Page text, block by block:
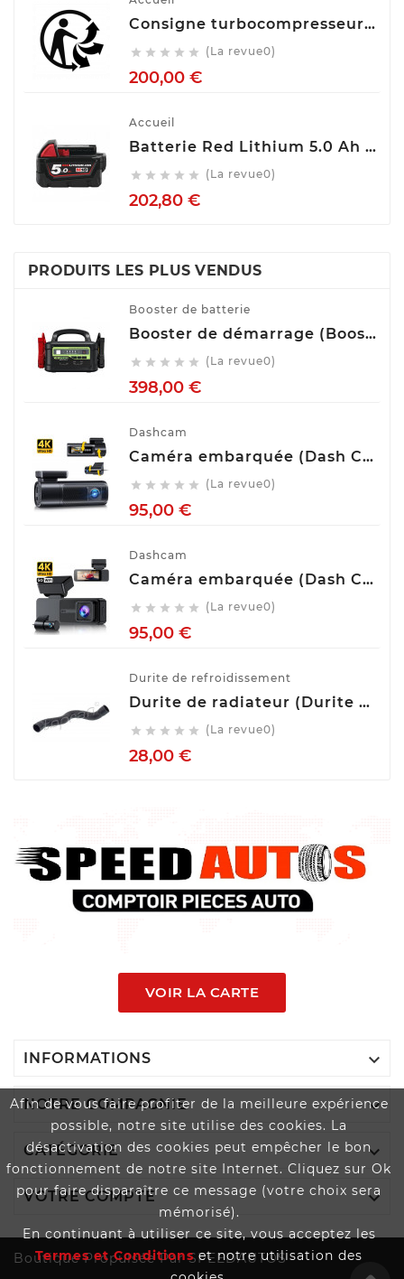
Afin de vous faire profiter de la meilleure expérience
possible, notre site utilise des cookies. La
désactivation des cookies peut empêcher le bon
fonctionnement de notre site Internet. Cliquez sur Ok
pour faire disparaître ce message (votre choix sera
mémorisé).
En continuant à utiliser ce site, vous acceptez les
Termes et Conditionset notre utilisation des
Consigne turbocompresseur echange standart
     (La revue0)
200,00 €Prix
Accueil
Batterie Red Lithium 5.0 Ah M18™ M18 B5 Milwaukee 4932430483
     (La revue0)
202,80 €Prix
PRODUITS LES PLUS VENDUS
Booster de batterie
Booster de démarrage (Booster de batterie) YESPER MONSTER START P1
     (La revue0)
398,00 €Prix
Dashcam
Caméra embarquée (Dash Cam) Avant Arrière GKU D900
     (La revue0)
95,00 €Prix
Dashcam
Caméra embarquée (Dash Cam) Avant Arrière GKU D700
     (La revue0)
95,00 €Prix
Durite de refroidissement
Durite de radiateur (Durite de refroidissement) TOPRAN 407 996
     (La revue0)
28,00 €Prix
VOIR LA CARTE
INFORMATIONS 
NOTRE COMPAGNIE 
CATÉGORIE 
VOTRE COMPTE 
Boutique Propulsée Par SPEEDAUTOS